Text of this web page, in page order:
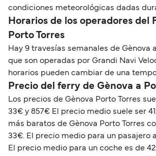
condiciones meteorológicas dadas
Horarios de los operadores del
Porto Torres
Hay 9 travesías semanales de Gènova
que son operadas por Grandi Navi
horarios pueden cambiar de una
Precio del ferry de Gènova a
Los precios de Gènova Porto Torres
33€ y 857€ El precio medio suele ser
más baratos de Gènova Porto Torres
33€. El precio medio para un pasajero
El precio medio para un coche es de